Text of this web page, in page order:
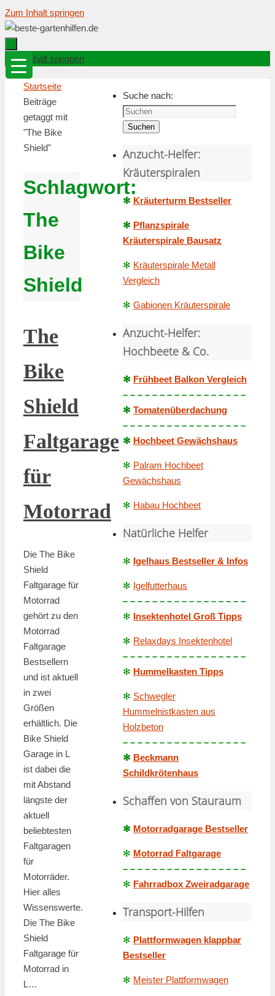
Zum Inhalt springen
Zum Inhalt springen
Startseite
Beiträge
getaggt mit
"The Bike
Shield"
Schlagwort:
The
Bike
Shield
The
Bike
Shield
Faltgarage
für
Motorrad
Die The Bike
Shield
Faltgarage für
Motorrad
gehört zu den
Motorrad
Faltgarage
Bestsellern
und ist aktuell
in zwei
Größen
erhältlich. Die
Bike Shield
Garage in L
ist dabei die
mit Abstand
längste der
aktuell
beliebtesten
Faltgaragen
für
Motorräder.
Hier alles
Wissenswerte.
Die The Bike
Shield
Faltgarage für
Motorrad in
L…
Suche nach:
Suchen
Anzucht-Helfer:
Kräuterspiralen
✻ Kräuterturm Bestseller
✻ Pflanzspirale
Kräuterspirale Bausatz
✻ Kräuterspirale Metall
Vergleich
✻ Gabionen Kräuterspirale
Anzucht-Helfer:
Hochbeete & Co.
✻ Frühbeet Balkon Vergleich
– – – – – – – – – – – – – – – – –
✻ Tomatenüberdachung
– – – – – – – – – – – – – – – – –
✻ Hochbeet Gewächshaus
✻ Palram Hochbeet
Gewächshaus
✻ Habau Hochbeet
Natürliche Helfer
✻ Igelhaus Bestseller & Infos
✻ Igelfutterhaus
– – – – – – – – – – – – – – – – –
✻ Insektenhotel Groß Tipps
✻ Relaxdays Insektenhotel
– – – – – – – – – – – – – – – – –
✻ Hummelkasten Tipps
✻ Schwegler
Hummelnistkasten aus
Holzbeton
– – – – – – – – – – – – – – – – –
✻ Beckmann
Schildkrötenhaus
Schaffen von Stauraum
✻ Motorradgarage Bestseller
✻ Motorrad Faltgarage
– – – – – – – – – – – – – – – – –
✻ Fahrradbox Zweiradgarage
Transport-Hilfen
✻ Plattformwagen klappbar
Bestseller
✻ Meister Plattformwagen